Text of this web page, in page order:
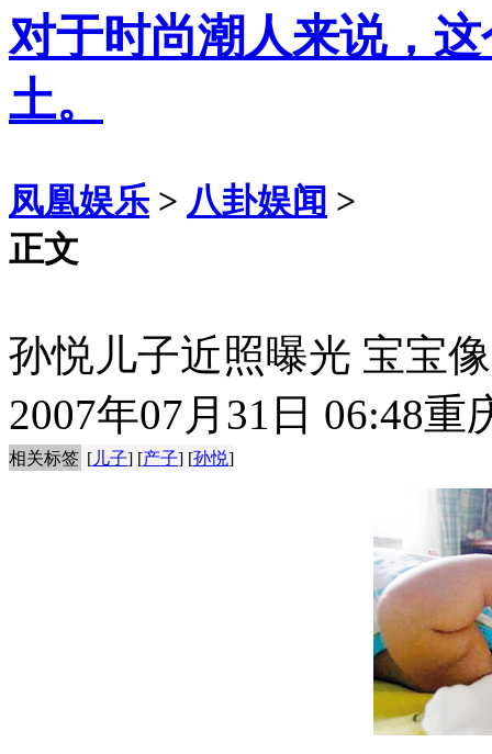
对于时尚潮人来说，
土。
凤凰娱乐 > 八卦娱闻 >
正文
孙悦儿子近照曝光 宝宝
2007年07月31日 06:48重
相关标签 [ 儿子] [产子] [孙悦]